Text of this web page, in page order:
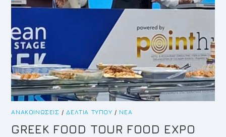
ΑΝΑΚΟΙΝΏΣΕΙΣ /ΔΕΛΤΊΑ ΤΎΠΟΥ / ΝΈΑ
GREEK FOOD TOUR FOOD EXPO